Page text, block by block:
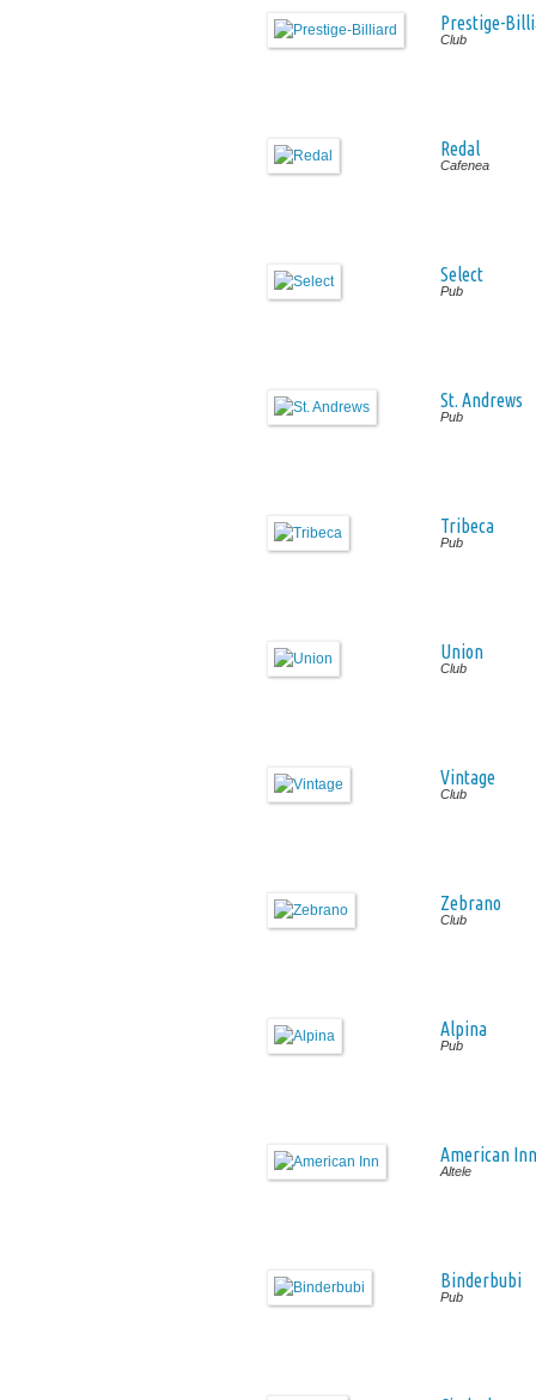
Prestige-
Club
Redal
Cafenea
Select
Pub
St. Andrews
Pub
Tribeca
Pub
Union
Club
Vintage
Club
Zebrano
Club
Alpina
Pub
American Inn
Altele
Binderbubi
Pub